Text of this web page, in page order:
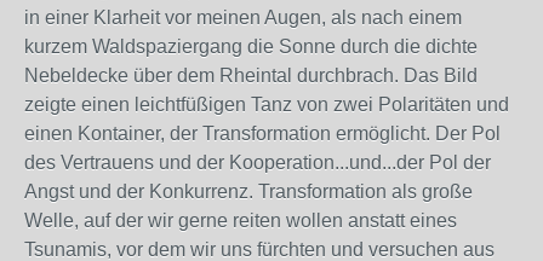
in einer Klarheit vor meinen Augen, als nach einem
kurzem Waldspaziergang die Sonne durch die dichte
Nebeldecke über dem Rheintal durchbrach. Das Bild
zeigte einen leichtfüßigen Tanz von zwei Polaritäten und
einen Kontainer, der Transformation ermöglicht. Der Pol
des Vertrauens und der Kooperation...und...der Pol der
Angst und der Konkurrenz. Transformation als große
Welle, auf der wir gerne reiten wollen anstatt eines
Tsunamis, vor dem wir uns fürchten und versuchen aus